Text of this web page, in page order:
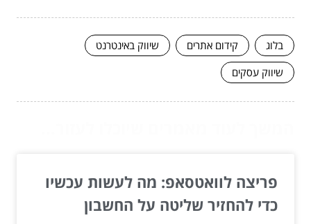
בלוג קידום אתרים
שיווק באינטרנט
שיווק עסקים
פריצה לוואטסאפ: מה לעשות עכשיו
כדי להחזיר שליטה על החשבון